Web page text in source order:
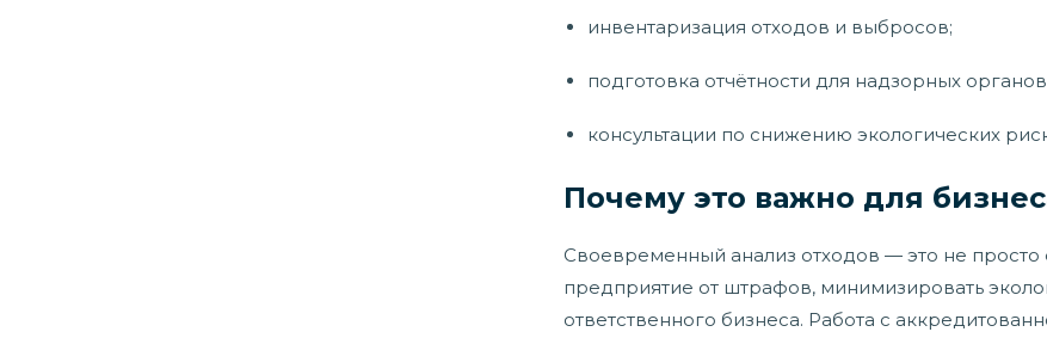
инвентаризация отходов и выбросов;
подготовка отчётности для надзорных
консультации по снижению экологических
Почему это важно для
Своевременный анализ отходов — это не
предприятие от штрафов, минимизировать
ответственного бизнеса. Работа с